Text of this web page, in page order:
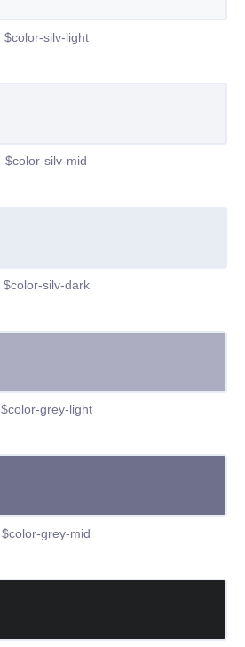
$color-silv-light
$color-silv-mid
$color-silv-dark
$color-grey-light
$color-grey-mid